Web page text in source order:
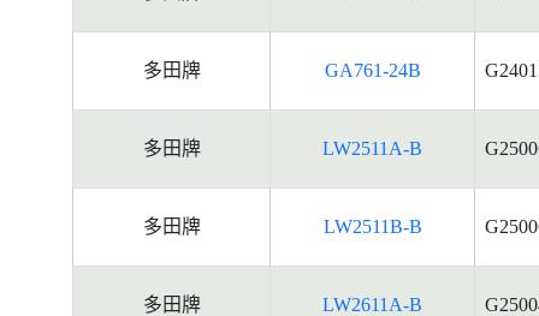
多田牌 GA761-24B
多田牌 LW2511A-B
多田牌 LW2511B-B
多田牌 LW2611A-B